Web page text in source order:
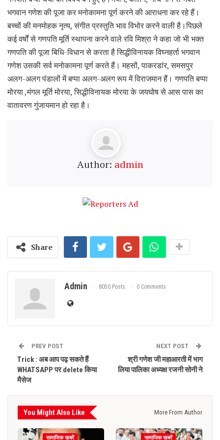
भगवान गणेश की पूजा कर मनोकामना पूर्ण करने की आराधना कर रहे हैं।
बच्चों की मनमोहक नृत्य, संगीत प्रस्तुति भाव विभोर करने वाली है।पिछले
कई वर्षों से गणपति मूर्ति स्थापना करने वाले रवि मिश्रा ने कहा जो भी भक्त
गणपति की पूजा बिधि-विधान से करता है सिद्धीविनायक विघ्नहर्ता भगवान
गणेश उसकी सर्व मनोकामना पूर्ण करते हैं। महसों, पाकरडांर, समसपुर
अलग-अलग पंडालों में बप्पा अलग-अलग रूप में विराजमान हैं। गणपति बप्पा
मोरया ,मंगल मूर्ति मोरया, सिद्धीविनायक मोरया के जयघोष से आस पास का
वातावरण गुंजायमान हो रहा है।
Author: admin
Share
Admin 8050 Posts 0 Comments
PREV POST
Trick : अब आप पढ़ सकते हैं
WHATSAPP पर delete किया
मैसेज
NEXT POST
श्री गणेश जी महाआरती में भाग
लिया पालिका अध्यक्ष रजनी सोनी ने
You Might Also Like More From Author
सामाजिक खबरें सामाजिक खबरें